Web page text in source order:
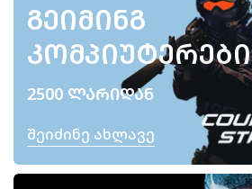
ᲒᲔᲘᲛᲘᲜᲒ
ᲙᲝᲛᲞᲘᲣᲢᲔᲠᲔᲑᲘ
2500 ᲚᲐᲠᲘᲓᲐᲜ
Შეიძინე Ახლავე